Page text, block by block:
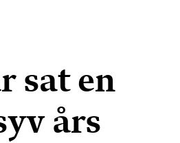
sat en
års